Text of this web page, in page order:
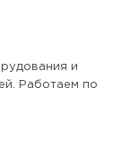
и
Работаем по